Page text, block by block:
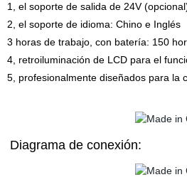
1, el soporte de salida de 24V
2, el soporte de idioma: Chino e Inglés
3 horas de trabajo, con batería: 150
4, retroiluminación de LCD para el
5, profesionalmente diseñados para la
Diagrama de conexión: